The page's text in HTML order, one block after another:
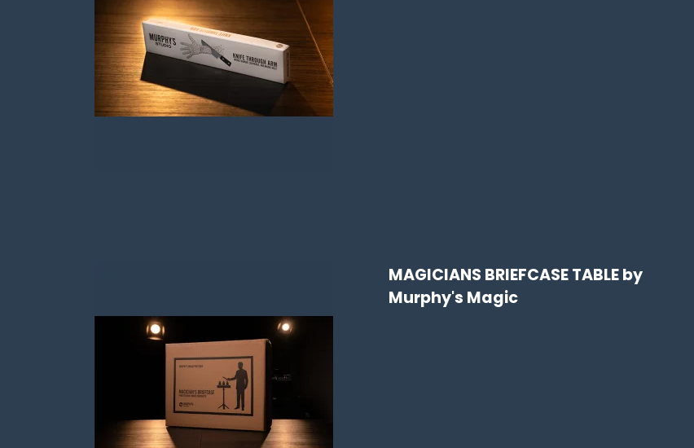
MAGICIANS BRIEFCASE TABLE by
Murphy's Magic